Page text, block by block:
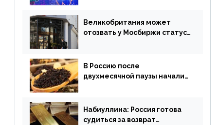
апреля
Великобритания может
отозвать у Мосбиржи статус
В Россию после
двухмесячной паузы начали
Набиуллина: Россия готова
судиться за возврат